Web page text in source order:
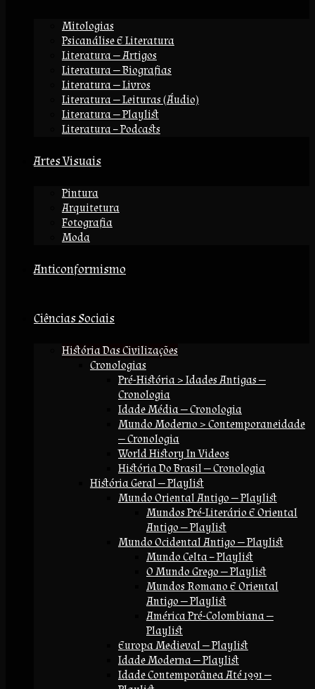
Mitologias
Psicanálise E Literatura
Literatura — Artigos
Literatura — Biografias
Literatura — Livros
Literatura — Leituras (áudio)
Literatura — Playlist
Literatura – Podcasts
Artes Visuais
Pintura
Arquitetura
Fotografia
Moda
Anticonformismo
Ciências Sociais
História Das Civilizações
Cronologias
Pré-História > Idades Antigas —
Cronologia
Idade Média — Cronologia
Mundo Moderno > Contemporaneidade
— Cronologia
World History In Videos
História Do Brasil — Cronologia
História Geral — Playlist
Mundo Oriental Antigo — Playlist
Mundos Pré-Literário E Oriental
Antigo — Playlist
Mundo Ocidental Antigo — Playlist
Mundo Celta – Playlist
O Mundo Grego — Playlist
Mundos Romano E Oriental
Antigo — Playlist
América Pré-Colombiana —
Playlist
Europa Medieval — Playlist
Idade Moderna — Playlist
Idade Contemporânea Até 1991 —